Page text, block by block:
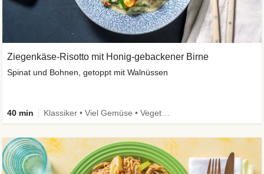
Ziegenkäse-Risotto mit Honig-gebackener Birne
Spinat und Bohnen, getoppt mit Walnüssen
40 min